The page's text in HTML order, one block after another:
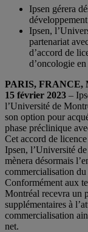
Ipsen gérera
Ipsen,
partenariat
d’accord de
d’oncologie
PARIS,
15 février 2023 –
l’Université de
son option pour
phase préclinique
Cet accord de
Ipsen, l’Université
mènera désormais
commercialisation
Conformément aux
Montréal recevra un
supplémentaires à
commercialisation
net.